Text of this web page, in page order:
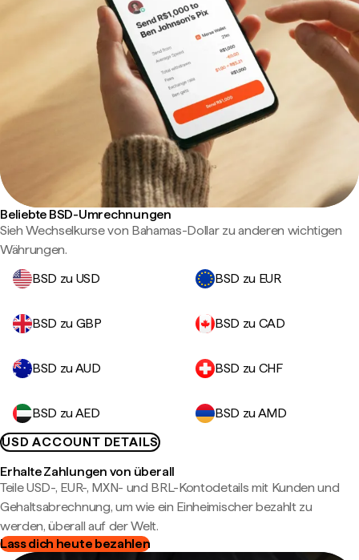
Beliebte BSD-Umrechnungen
Sieh Wechselkurse von Bahamas-Dollar zu anderen wichtigen
Währungen.
BSD zu USD
BSD zu EUR
BSD zu GBP BSD zu CAD
BSD zu AUD BSD zu CHF
BSD zu AED
BSD zu AMD
USD ACCOUNT DETAILS
Erhalte Zahlungen von überall
Teile USD-, EUR-, MXN- und BRL-Kontodetails mit Kunden und
Gehaltsabrechnung, um wie ein Einheimischer bezahlt zu
werden, überall auf der Welt.
Lass dich heute bezahlen